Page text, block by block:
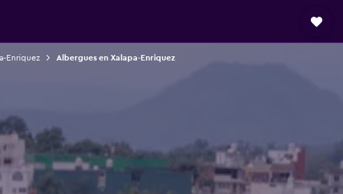
Enriquez Albergues en Xalapa-Enriquez